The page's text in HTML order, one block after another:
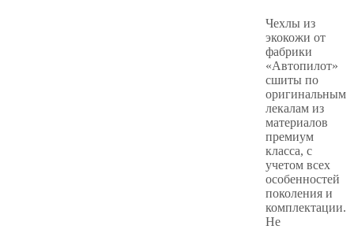
Чехлы из
экокожи от
фабрики
«Автопилот»
сшиты по
оригинальным
лекалам из
материалов
премиум
класса, с
учетом всех
особенностей
поколения и
комплектации.
Не